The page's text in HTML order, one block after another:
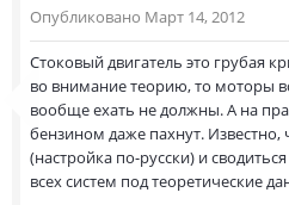
Опубликовано Март 14, 2012
Стоковый двигатель это грубая
во внимание теорию, то моторы
вообще ехать не должны. А на
бензином даже пахнут. Известно,
(настройка по-русски) и
всех систем под теоретические